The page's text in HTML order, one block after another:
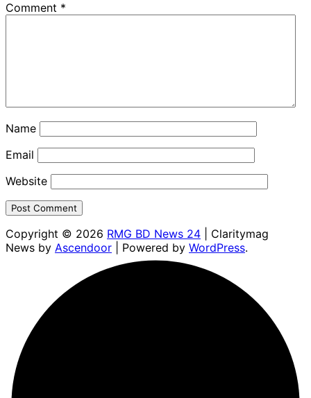
Comment *
Name
Email
Website
Copyright © 2026 RMG BD News 24 | Claritymag
News by Ascendoor | Powered by WordPress.